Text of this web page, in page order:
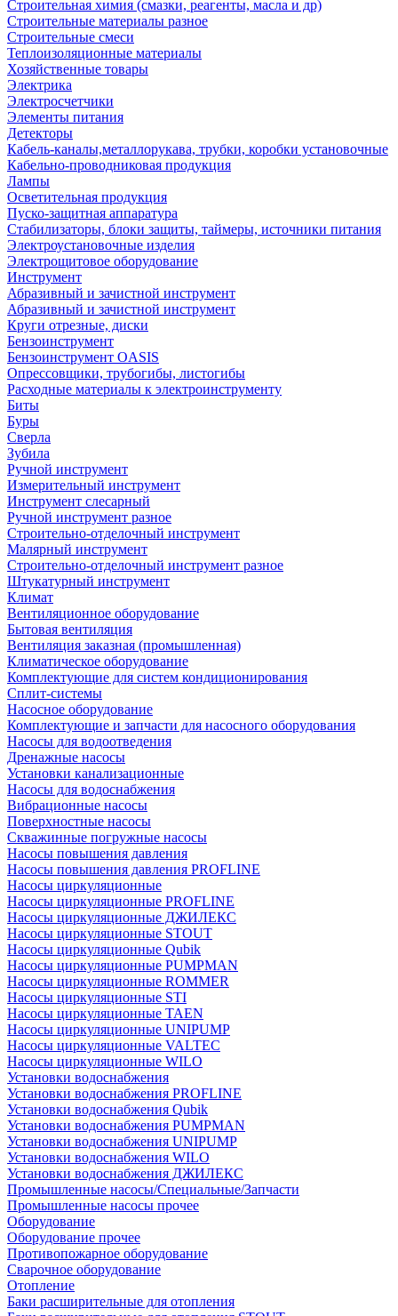
Строительная химия (смазки, реагенты, масла и др)
Строительные материалы разное
Строительные смеси
Теплоизоляционные материалы
Хозяйственные товары
Электрика
Электросчетчики
Элементы питания
Детекторы
Кабель-каналы,металлорукава, трубки, коробки установочные
Кабельно-проводниковая продукция
Лампы
Осветительная продукция
Пуско-защитная аппаратура
Стабилизаторы, блоки защиты, таймеры, источники питания
Электроустановочные изделия
Электрощитовое оборудование
Инструмент
Абразивный и зачистной инструмент
Абразивный и зачистной инструмент
Круги отрезные, диски
Бензоинструмент
Бензоинструмент OASIS
Опрессовщики, трубогибы, листогибы
Расходные материалы к электроинструменту
Биты
Буры
Сверла
Зубила
Ручной инструмент
Измерительный инструмент
Инструмент слесарный
Ручной инструмент разное
Строительно-отделочный инструмент
Малярный инструмент
Строительно-отделочный инструмент разное
Штукатурный инструмент
Климат
Вентиляционное оборудование
Бытовая вентиляция
Вентиляция заказная (промышленная)
Климатическое оборудование
Комплектующие для систем кондиционирования
Сплит-системы
Насосное оборудование
Комплектующие и запчасти для насосного оборудования
Насосы для водоотведения
Дренажные насосы
Установки канализационные
Насосы для водоснабжения
Вибрационные насосы
Поверхностные насосы
Скважинные погружные насосы
Насосы повышения давления
Насосы повышения давления PROFLINE
Насосы циркуляционные
Насосы циркуляционные PROFLINE
Насосы циркуляционные ДЖИЛЕКС
Насосы циркуляционные STOUT
Насосы циркуляционные Qubik
Насосы циркуляционные PUMPMAN
Насосы циркуляционные ROMMER
Насосы циркуляционные STI
Насосы циркуляционные TAEN
Насосы циркуляционные UNIPUMP
Насосы циркуляционные VALTEC
Насосы циркуляционные WILO
Установки водоснабжения
Установки водоснабжения PROFLINE
Установки водоснабжения Qubik
Установки водоснабжения PUMPMAN
Установки водоснабжения UNIPUMP
Установки водоснабжения WILO
Установки водоснабжения ДЖИЛЕКС
Промышленные насосы/Специальные/Запчасти
Промышленные насосы прочее
Оборудование
Оборудование прочее
Противопожарное оборудование
Сварочное оборудование
Отопление
Баки расширительные для отопления